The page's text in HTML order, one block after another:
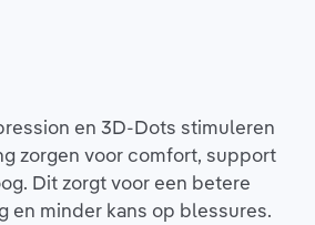
en 3D-Dots stimuleren
zorgen voor comfort, support
Dit zorgt voor een betere
en minder kans op blessures.